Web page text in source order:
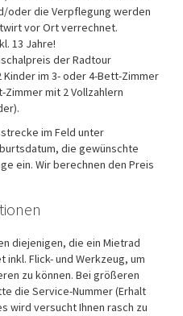
oder die Verpflegung werden
vor Ort verrechnet.
13 Jahre!
der Radtour
im 3- oder 4-Bett-Zimmer
Zimmer mit 2 Vollzahlern
im Feld unter
die gewünschte
ein. Wir berechnen den Preis
diejenigen, die ein Mietrad
Flick- und Werkzeug, um
zu können. Bei größeren
die Service-Nummer (Erhalt
wird versucht Ihnen rasch zu